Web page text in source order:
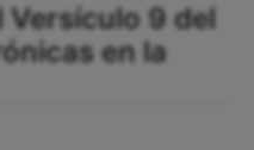
Versículo 9 del
en la